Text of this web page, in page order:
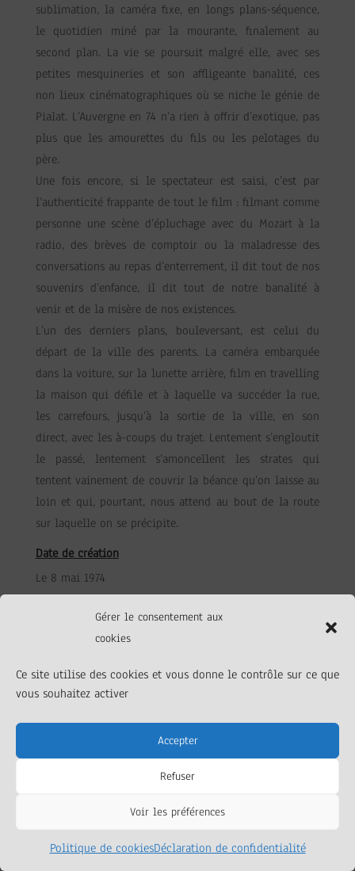
Gérer le consentement aux
cookies
Ce site utilise des cookies et vous donne le contrôle sur ce que
vous souhaitez activer
Accepter
Refuser
Voir les préférences
Politique de cookiesDéclaration de confidentialité
sublimation, la caméra fixe, en longs plans-séquence,
le quotidien miné par la mourante, finalement au
second plan. La vie se poursuit malgré elle, avec ses
petites mesquineries et son affligeante banalité, ces
non lieux cinématographiques où se niche le génie de
Pialat. L’Auvergne en 74 n’a rien à offrir d’exotique, pas
plus que les amourettes du fils ou les pelotages du
père.
Une fois encore, si le spectateur est saisi, c’est par
l’authenticité frappante de tout le film : filmant comme
personne une scène d’épluchage avec du Mozart à la
radio, des brèves de comptoir ou la maladresse des
conversations au repas d’enterrement, il dit tout de nos
souvenirs d’enfance, il dit tout de notre banalité à
venir et de la misère de nos existences.
L’un des derniers plans, bouleversant, est celui du
départ de la ville des parents. La caméra embarquée
dans la voiture, sur la lunette arrière, film en travelling
la maison qui défile et à laquelle va succéder la rue,
les carrefours, jusqu’à la sortie de la ville, en son
direct, avec les à-coups du trajet. Lentement s’engloutit
le passé, lentement s’amoncellent les strates qui
tentent vainement de couvrir la béance qu’on laisse au
loin et qui, pourtant, nous attend au bout de la route
sur laquelle on se précipite.
Date de création
Le 8 mai 1974
Elaboré par et pour l’association La Barque
Mentions légales